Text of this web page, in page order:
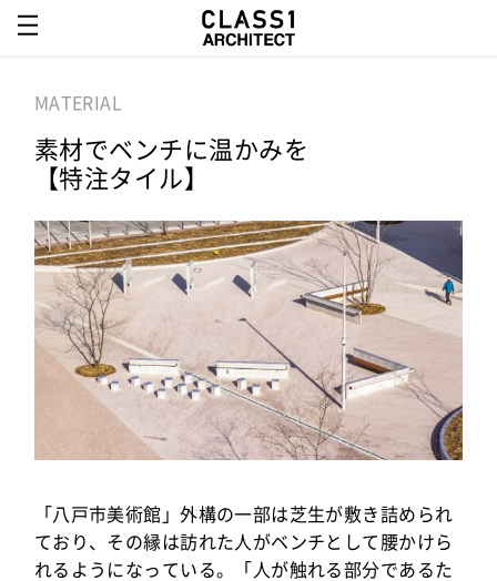
MATERIAL
素材でベンチに温かみを
【特注タイル】
「八戸市美術館」外構の一部は芝生が敷き詰められ
ており、その縁は訪れた人がベンチとして腰かけら
れるようになっている。「人が触れる部分であるた